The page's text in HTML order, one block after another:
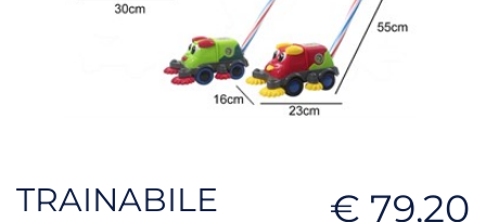
TRAINABILE
€ 79,20